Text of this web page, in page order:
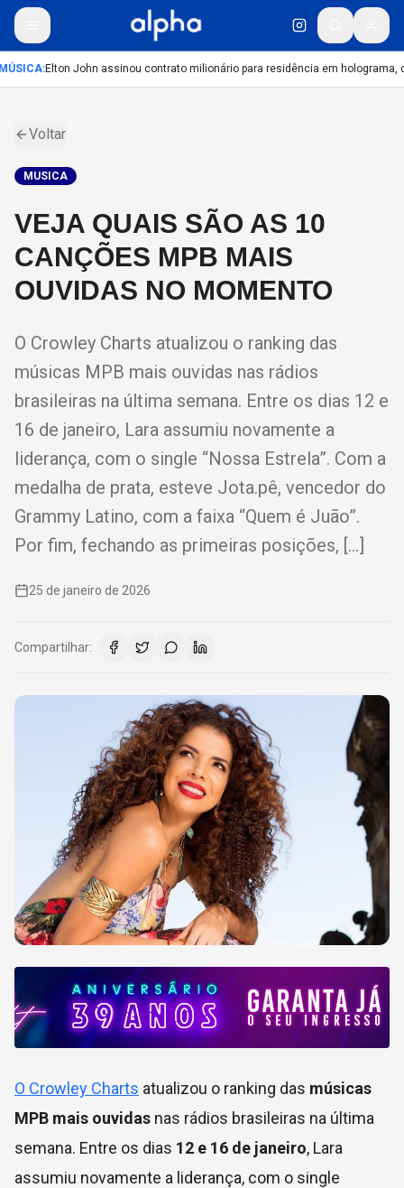
:Elton John assinou contrato milionário para residência em holograma,
Voltar
MUSICA
VEJA QUAIS SÃO AS 10
CANÇÕES MPB MAIS
OUVIDAS NO MOMENTO
O Crowley Charts atualizou o ranking das
músicas MPB mais ouvidas nas rádios
brasileiras na última semana. Entre os dias 12 e
16 de janeiro, Lara assumiu novamente a
liderança, com o single “Nossa Estrela”. Com a
medalha de prata, esteve Jota.pê, vencedor do
Grammy Latino, com a faixa “Quem é Juão”.
Por fim, fechando as primeiras posições, […]
25 de janeiro de 2026
Compartilhar:
O Crowley Charts atualizou o ranking das músicas
MPB mais ouvidas nas rádios brasileiras na última
semana. Entre os dias 12 e 16 de janeiro, Lara
assumiu novamente a liderança, com o single